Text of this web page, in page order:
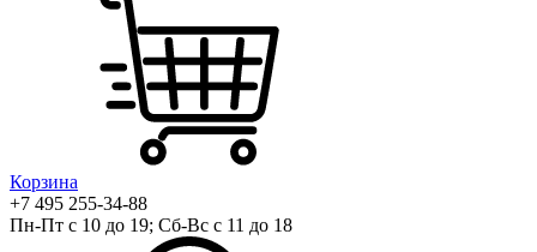
Корзина
+7 495 255-34-88
Пн-Пт с 10 до 19; Сб-Вс с 11 до 18